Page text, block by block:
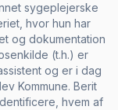
sygeplejerske
hvor hun har
og dokumentation
(t.h.) er
og er i dag
Kommune. Berit
hvem af